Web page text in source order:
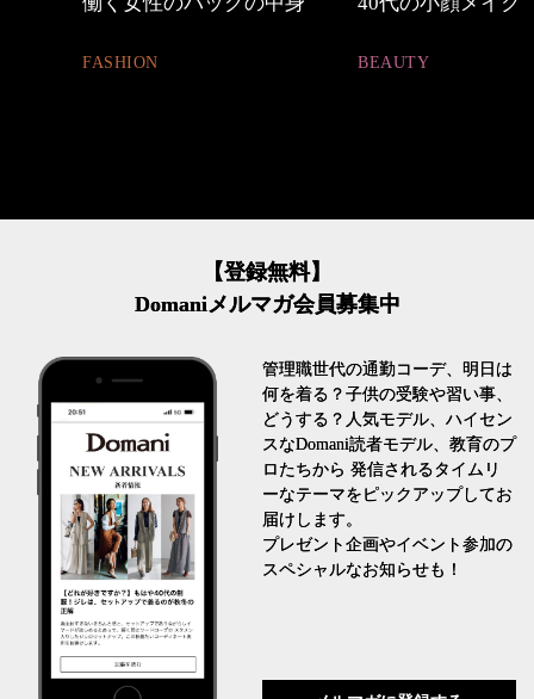
BEAUTY
【登録無料】
Domaniメルマガ会員募集中
管理職世代の通勤コーデ、明日は
何を着る？子供の受験や習い事、
どうする？人気モデル、ハイセン
スなDomani読者モデル、教育のプ
ロたちから 発信されるタイムリ
ーなテーマをピックアップしてお
届けします。
プレゼント企画やイベント参加の
スペシャルなお知らせも！